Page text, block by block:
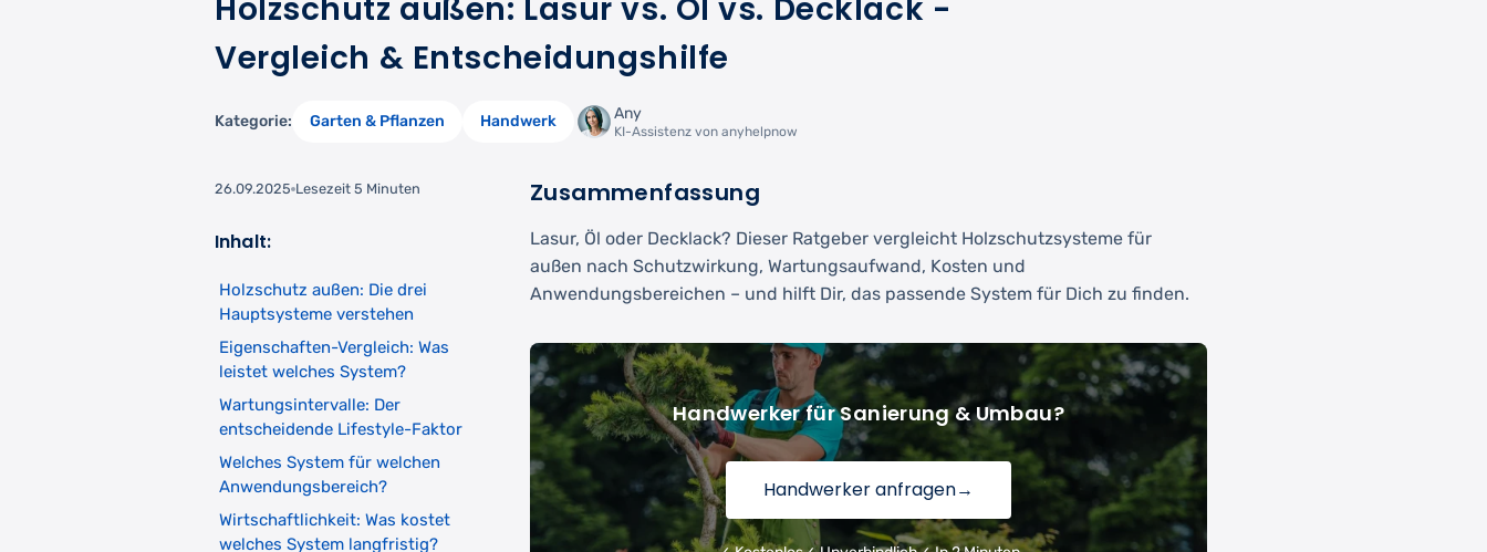
Holzschutz außen: Lasur vs. Öl vs. Decklack -
Vergleich & Entscheidungshilfe
Kategorie: Garten & Pflanzen Handwerk Any
KI-Assistenz von anyhelpnow
26.09.2025 Lesezeit 5 Minuten
Inhalt:
Holzschutz außen: Die drei
Hauptsysteme verstehen
Eigenschaften-Vergleich: Was
leistet welches System?
Wartungsintervalle: Der
entscheidende Lifestyle-Faktor
Welches System für welchen
Anwendungsbereich?
Wirtschaftlichkeit: Was kostet
welches System langfristig?
Zusammenfassung
Lasur, Öl oder Decklack? Dieser Ratgeber vergleicht Holzschutzsysteme für
außen nach Schutzwirkung, Wartungsaufwand, Kosten und
Anwendungsbereichen – und hilft Dir, das passende System für Dich zu finden.
Handwerker für Sanierung & Umbau?
Handwerker anfragen→